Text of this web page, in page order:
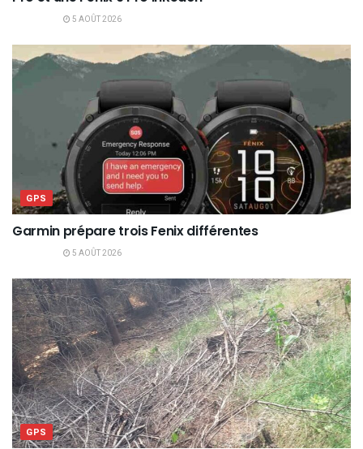
5 AOÛT 2026
GPS
Garmin prépare trois Fenix différentes
5 AOÛT 2026
GPS